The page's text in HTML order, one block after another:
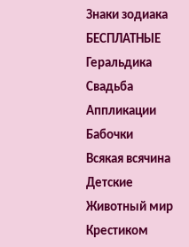
Знаки зодиака
БЕСПЛАТНЫЕ
Геральдика
Свадьба
Аппликации
Бабочки
Всякая всячина
Детские
Животный мир
Крестиком